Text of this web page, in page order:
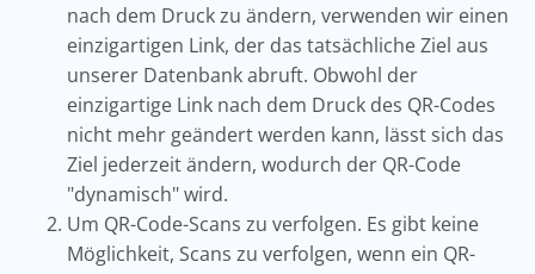
nach dem Druck zu ändern, verwenden wir einen
einzigartigen Link, der das tatsächliche Ziel aus
unserer Datenbank abruft. Obwohl der
einzigartige Link nach dem Druck des QR-Codes
nicht mehr geändert werden kann, lässt sich das
Ziel jederzeit ändern, wodurch der QR-Code
"dynamisch" wird.
Um QR-Code-Scans zu verfolgen. Es gibt keine
Möglichkeit, Scans zu verfolgen, wenn ein QR-